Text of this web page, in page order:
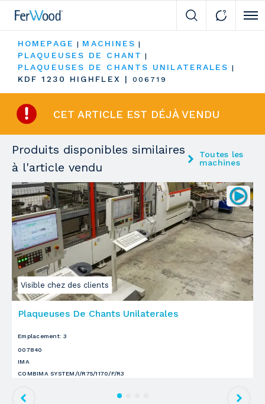
HOMEPAGE | MACHINES |
PLAQUEUSES DE CHANT |
PLAQUEUSES DE CHANTS UNILATERALES |
KDF 1230 HIGHFLEX |006719
CET ARTICLE EST DÉJÀ VENDU
Produits disponibles similaires
à l'article vendu
Toutes les
machines
Visible chez des clients
Plaqueuses De Chants Unilaterales
Emplacement:3
007840
IMA
COMBIMA SYSTEM/I/R75/1170/F/R3